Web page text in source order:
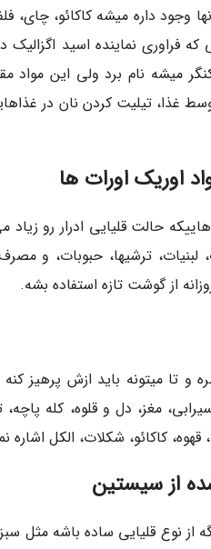
وجود داره میشه کاکائو،
که فراوری نماینده اسید
میشه نام برد ولی این مواد
وسط غذا، تیلیت کردن نان در
اوریک اورات ها
حالت قلیایی ادرار رو
لبنیات، ترشیها، حبوبات، و
از گوشت تازه استفاده بشه.
و تا میتونه باید ازش
مغز، دل و قلوه، کله پاچه،
قهوه، کاکائو، شکلات، الکل اشاره
از سیستین
از نوع قلیایی ساده باشه